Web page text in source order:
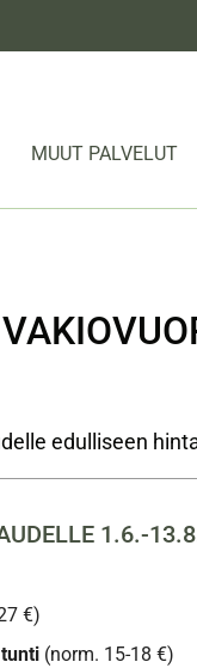
MUUT PALVELUT
edulliseen
1.6.-
€)
(norm. 15-18 €)